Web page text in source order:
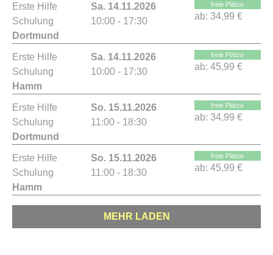
Erste Hilfe
Schulung
Dortmund
Sa. 14.11.2026
10:00 - 17:30
freie Plätze
ab: 34,99 €
Erste Hilfe
Schulung
Hamm
Sa. 14.11.2026
10:00 - 17:30
freie Plätze
ab: 45,99 €
Erste Hilfe
Schulung
Dortmund
So. 15.11.2026
11:00 - 18:30
freie Plätze
ab: 34,99 €
Erste Hilfe
Schulung
Hamm
So. 15.11.2026
11:00 - 18:30
freie Plätze
ab: 45,99 €
MEHR LADEN